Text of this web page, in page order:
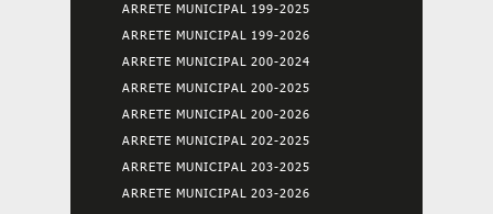
ARRETE MUNICIPAL 199-2025
ARRETE MUNICIPAL 199-2026
ARRETE MUNICIPAL 200-2024
ARRETE MUNICIPAL 200-2025
ARRETE MUNICIPAL 200-2026
ARRETE MUNICIPAL 202-2025
ARRETE MUNICIPAL 203-2025
ARRETE MUNICIPAL 203-2026